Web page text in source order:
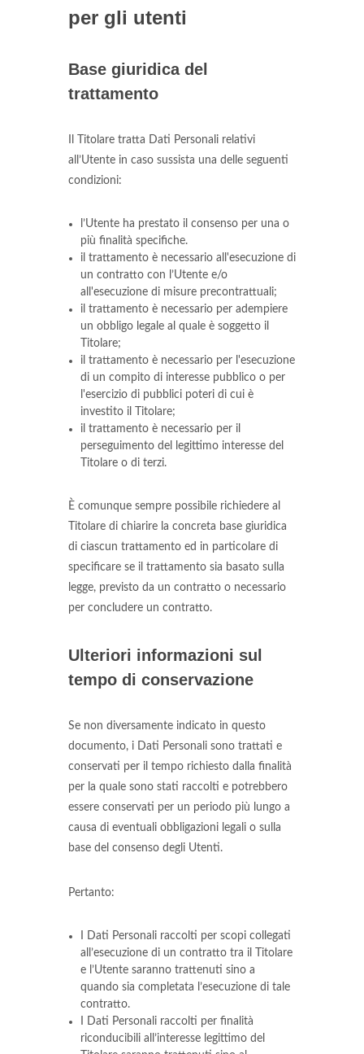
per gli utenti
Base giuridica del
trattamento
Il Titolare tratta Dati Personali relativi
all’Utente in caso sussista una delle seguenti
condizioni:
l’Utente ha prestato il consenso per una o
più finalità specifiche.
il trattamento è necessario all'esecuzione di
un contratto con l’Utente e/o
all'esecuzione di misure precontrattuali;
il trattamento è necessario per adempiere
un obbligo legale al quale è soggetto il
Titolare;
il trattamento è necessario per l'esecuzione
di un compito di interesse pubblico o per
l'esercizio di pubblici poteri di cui è
investito il Titolare;
il trattamento è necessario per il
perseguimento del legittimo interesse del
Titolare o di terzi.
È comunque sempre possibile richiedere al
Titolare di chiarire la concreta base giuridica
di ciascun trattamento ed in particolare di
specificare se il trattamento sia basato sulla
legge, previsto da un contratto o necessario
per concludere un contratto.
Ulteriori informazioni sul
tempo di conservazione
Se non diversamente indicato in questo
documento, i Dati Personali sono trattati e
conservati per il tempo richiesto dalla finalità
per la quale sono stati raccolti e potrebbero
essere conservati per un periodo più lungo a
causa di eventuali obbligazioni legali o sulla
base del consenso degli Utenti.
Pertanto:
I Dati Personali raccolti per scopi collegati
all’esecuzione di un contratto tra il Titolare
e l’Utente saranno trattenuti sino a
quando sia completata l’esecuzione di tale
contratto.
I Dati Personali raccolti per finalità
riconducibili all’interesse legittimo del